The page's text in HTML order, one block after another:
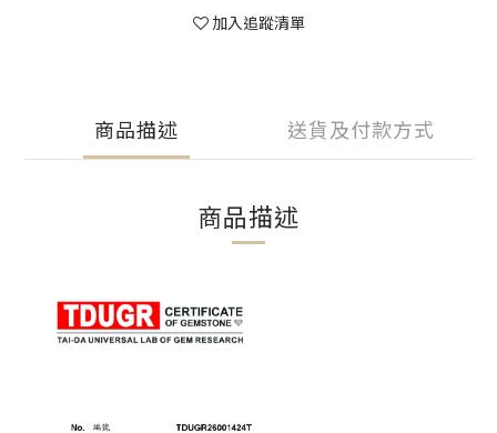
加入追蹤清單
商品描述 送貨及付款方式
商品描述